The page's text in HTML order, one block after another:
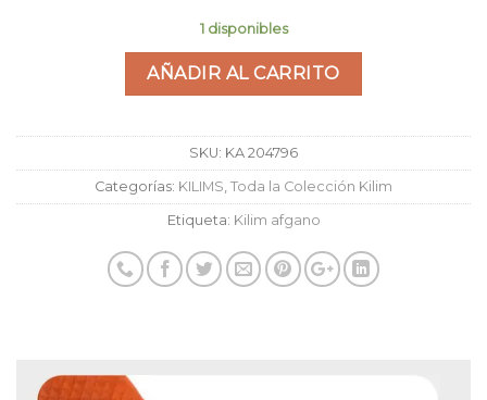
1 disponibles
AÑADIR AL CARRITO
SKU: KA 204796
Categorías: KILIMS Toda la Colección Kilim
Etiqueta: Kilim afgano